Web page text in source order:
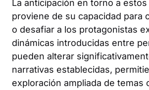
La anticipación en torno a
proviene de su capacidad para
o desafiar a los protagonistas
dinámicas introducidas entre
pueden alterar
narrativas establecidas,
exploración ampliada de temas